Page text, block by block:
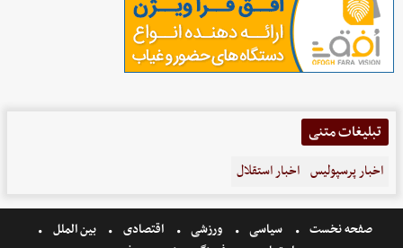
تبلیغات متنی
اخبار پرسپولیس اخبار استقلال
صفحه نخست سیاسی ورزشی اقتصادی
بین الملل